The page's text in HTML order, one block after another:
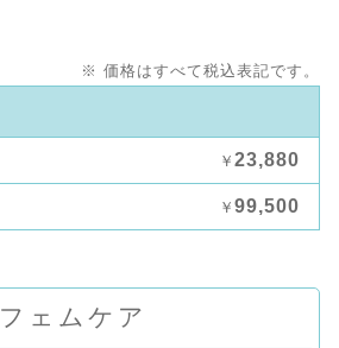
※ 価格はすべて税込表記です。
￥ 23,880
￥ 99,500
フェムケア